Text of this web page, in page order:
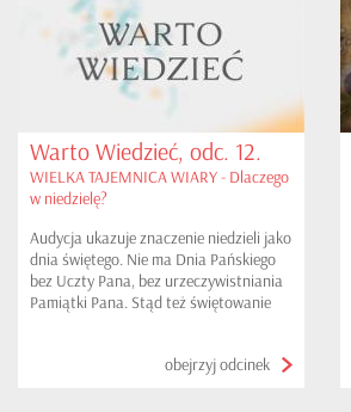
Warto Wiedzieć, odc. 12.
WIELKA TAJEMNICA WIARY - Dlaczego
w niedzielę?
Audycja ukazuje znaczenie niedzieli jako
dnia świętego. Nie ma Dnia Pańskiego
bez Uczty Pana, bez urzeczywistniania
Pamiątki Pana. Stąd też świętowanie
obejrzyj odcinek